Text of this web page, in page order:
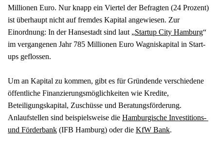
Millionen Euro. Nur knapp ein Viertel der Befragten (24 Prozent)
ist überhaupt nicht auf fremdes Kapital angewiesen. Zur
Einordnung: In der Hansestadt sind laut „Startup City Hamburg“
im vergangenen Jahr 785 Millionen Euro Wagniskapital in Start-
ups geflossen.
Um an Kapital zu kommen, gibt es für Gründende verschiedene
öffentliche Finanzierungsmöglichkeiten wie Kredite,
Beteiligungskapital, Zuschüsse und Beratungsförderung.
Anlaufstellen sind beispielsweise die Hamburgische Investitions-
und Förderbank (IFB Hamburg) oder die KfW Bank.